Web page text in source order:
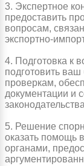
3. Экспертное
предоставить
вопросам,
экспортно-
4. Подготовка к
подготовить
проверкам,
документации и
5. Решение
оказать помощь
органами,